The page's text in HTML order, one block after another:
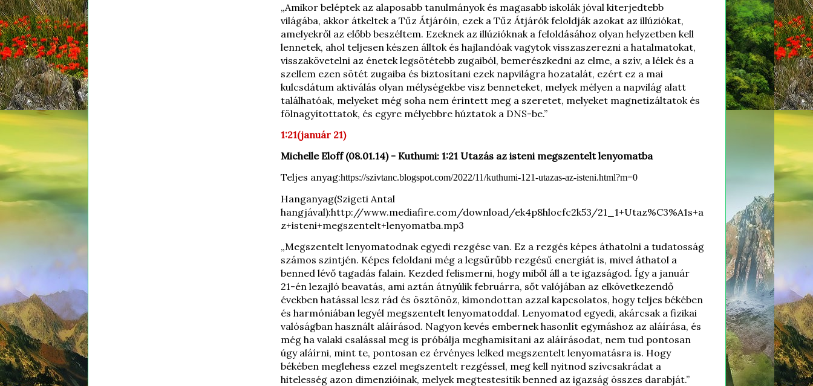
„Amikor beléptek az alaposabb tanulmányok és magasabb iskolák jóval kiterjedtebb
világába, akkor átkeltek a Tűz Átjáróin, ezek a Tűz Átjárók feloldják azokat az illúziókat,
amelyekről az előbb beszéltem. Ezeknek az illúzióknak a feloldásához olyan helyzetben kell
lennetek, ahol teljesen készen álltok és hajlandóak vagytok visszaszerezni a hatalmatokat,
visszakövetelni az énetek legsötétebb zugaiból, bemerészkedni az elme, a szív, a lélek és a
szellem ezen sötét zugaiba és biztosítani ezek napvilágra hozatalát, ezért ez a mai
kulcsdátum aktiválás olyan mélységekbe visz benneteket, melyek mélyen a napvilág alatt
találhatóak, melyeket még soha nem érintett meg a szeretet, melyeket magnetizáltatok és
fölnagyítottatok, és egyre mélyebbre húztatok a DNS-be.”
1:21(január 21)
Michelle Eloff (08.01.14) - Kuthumi: 1:21 Utazás az isteni megszentelt lenyomatba
Teljes anyag:https://szivtanc.blogspot.com/2022/11/kuthumi-121-utazas-az-isteni.html?m=0
Hanganyag(Szigeti Antal
hangjával):http://www.mediafire.com/download/ek4p8hlocfc2k53/21_1+Utaz%C3%A1s+a
z+isteni+megszentelt+lenyomatba.mp3
„Megszentelt lenyomatodnak egyedi rezgése van. Ez a rezgés képes áthatolni a tudatosság
számos szintjén. Képes feloldani még a legsűrűbb rezgésű energiát is, mivel áthatol a
benned lévő tagadás falain. Kezded felismerni, hogy miből áll a te igazságod. Így a január
21-én lezajló beavatás, ami aztán átnyúlik februárra, sőt valójában az elkövetkezendő
években hatással lesz rád és ösztönöz, kimondottan azzal kapcsolatos, hogy teljes békében
és harmóniában legyél megszentelt lenyomatoddal. Lenyomatod egyedi, akárcsak a fizikai
valóságban használt aláírásod. Nagyon kevés embernek hasonlít egymáshoz az aláírása, és
még ha valaki csalással meg is próbálja meghamisítani az aláírásodat, nem tud pontosan
úgy aláírni, mint te, pontosan ez érvényes lelked megszentelt lenyomatásra is. Hogy
békében meglehess ezzel megszentelt rezgéssel, meg kell nyitnod szívcsakrádat a
hitelesség azon dimenzióinak, melyek megtestesítik benned az igazság összes darabját.”